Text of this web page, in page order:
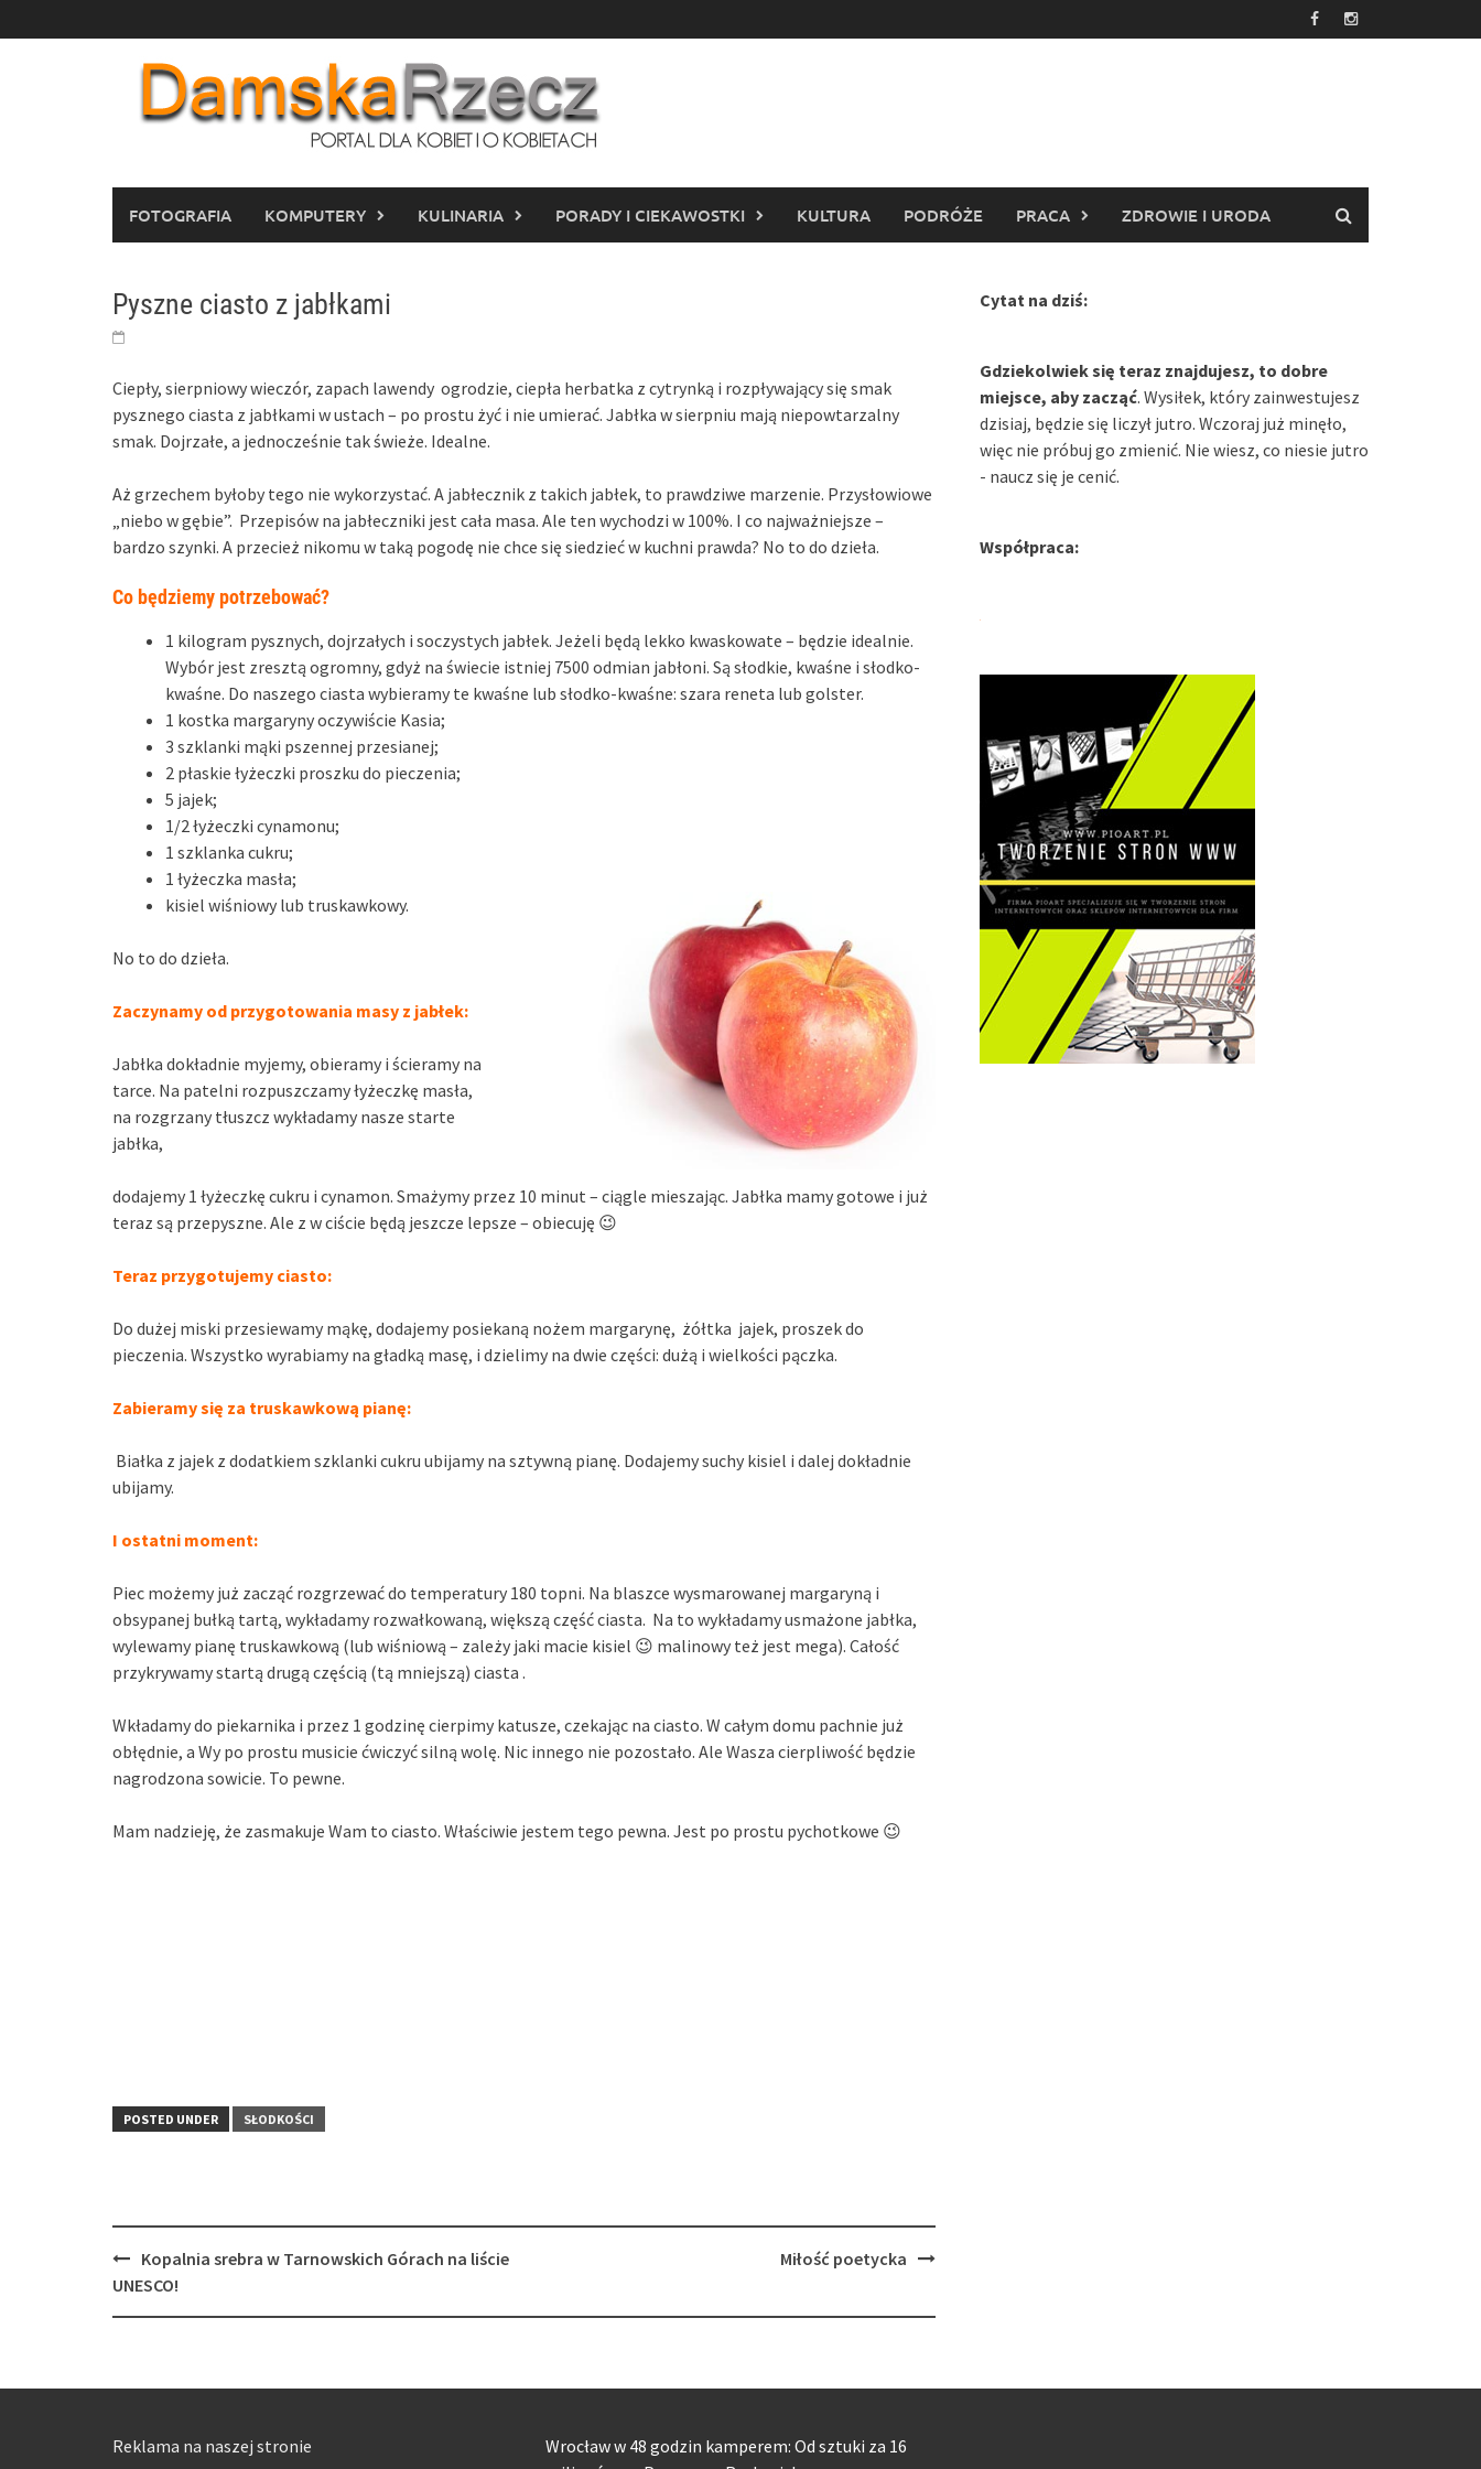
to
FOTOGRAFIA KOMPUTERY KULINARIA PORADY I CIEKAWOSTKI KULTURA PODRÓŻE PRACA ZDROWIE I URODA
Pyszne ciasto z jabłkami
Ciepły, sierpniowy wieczór, zapach lawendy ogrodzie, ciepła herbatka z cytrynką i rozpływający się smak
pysznego ciasta z jabłkami w ustach – po prostu żyć i nie umierać. Jabłka w sierpniu mają niepowtarzalny
smak. Dojrzałe, a jednocześnie tak świeże. Idealne.
Aż grzechem byłoby tego nie wykorzystać. A jabłecznik z takich jabłek, to prawdziwe marzenie. Przysłowiowe
„niebo w gębie”. Przepisów na jabłeczniki jest cała masa. Ale ten wychodzi w 100%. I co najważniejsze –
bardzo szynki. A przecież nikomu w taką pogodę nie chce się siedzieć w kuchni prawda? No to do dzieła.
Co będziemy potrzebować?
1 kilogram pysznych, dojrzałych i soczystych jabłek. Jeżeli będą lekko kwaskowate – będzie idealnie.
Wybór jest zresztą ogromny, gdyż na świecie istniej 7500 odmian jabłoni. Są słodkie, kwaśne i słodko-
kwaśne. Do naszego ciasta wybieramy te kwaśne lub słodko-kwaśne: szara reneta lub golster.
1 kostka margaryny oczywiście Kasia;
3 szklanki mąki pszennej przesianej;
2 płaskie łyżeczki proszku do pieczenia;
5 jajek;
1/2 łyżeczki cynamonu;
1 szklanka cukru;
1 łyżeczka masła;
kisiel wiśniowy lub truskawkowy.
No to do dzieła.
Zaczynamy od przygotowania masy z jabłek:
Jabłka dokładnie myjemy, obieramy i ścieramy na
tarce. Na patelni rozpuszczamy łyżeczkę masła,
na rozgrzany tłuszcz wykładamy nasze starte
jabłka,
dodajemy 1 łyżeczkę cukru i cynamon. Smażymy przez 10 minut – ciągle mieszając. Jabłka mamy gotowe i już
teraz są przepyszne. Ale z w ciście będą jeszcze lepsze – obiecuję 😉
Teraz przygotujemy ciasto:
Do dużej miski przesiewamy mąkę, dodajemy posiekaną nożem margarynę, żółtka jajek, proszek do
pieczenia. Wszystko wyrabiamy na gładką masę, i dzielimy na dwie części: dużą i wielkości pączka.
Zabieramy się za truskawkową pianę:
Białka z jajek z dodatkiem szklanki cukru ubijamy na sztywną pianę. Dodajemy suchy kisiel i dalej dokładnie
ubijamy.
I ostatni moment:
Piec możemy już zacząć rozgrzewać do temperatury 180 topni. Na blaszce wysmarowanej margaryną i
obsypanej bułką tartą, wykładamy rozwałkowaną, większą część ciasta. Na to wykładamy usmażone jabłka,
wylewamy pianę truskawkową (lub wiśniową – zależy jaki macie kisiel 😉 malinowy też jest mega). Całość
przykrywamy startą drugą częścią (tą mniejszą) ciasta .
Wkładamy do piekarnika i przez 1 godzinę cierpimy katusze, czekając na ciasto. W całym domu pachnie już
obłędnie, a Wy po prostu musicie ćwiczyć silną wolę. Nic innego nie pozostało. Ale Wasza cierpliwość będzie
nagrodzona sowicie. To pewne.
Mam nadzieję, że zasmakuje Wam to ciasto. Właściwie jestem tego pewna. Jest po prostu pychotkowe 😉
POSTED UNDER SŁODKOŚCI
Post
navigation
Kopalnia srebra w Tarnowskich Górach na liście
UNESCO!
Miłość poetycka
Cytat na dziś:
Gdziekolwiek się teraz znajdujesz, to dobre
miejsce, aby zacząć. Wysiłek, który zainwestujesz
dzisiaj, będzie się liczył jutro. Wczoraj już minęło,
więc nie próbuj go zmienić. Nie wiesz, co niesie jutro
- naucz się je cenić.
Współpraca:
Reklama na naszej stronie
Wrocław w 48 godzin kamperem: Od sztuki za 16